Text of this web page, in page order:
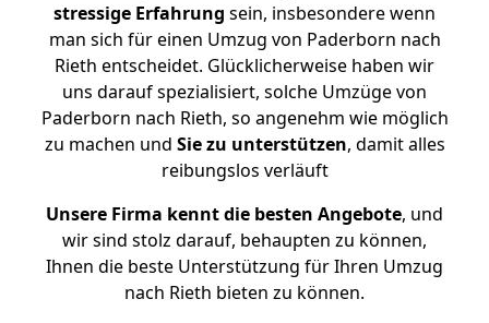
stressige Erfahrung sein, insbesondere wenn
man sich für einen Umzug von Paderborn nach
Rieth entscheidet. Glücklicherweise haben wir
uns darauf spezialisiert, solche Umzüge von
Paderborn nach Rieth, so angenehm wie möglich
zu machen und Sie zu unterstützen, damit alles
reibungslos verläuft
Unsere Firma kennt die besten Angebote, und
wir sind stolz darauf, behaupten zu können,
Ihnen die beste Unterstützung für Ihren Umzug
nach Rieth bieten zu können.